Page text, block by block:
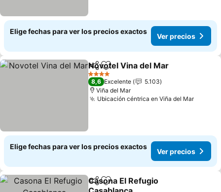
Elige fechas para ver los precios exactos
Ver precios
CompartirAgregar a favoritos
Novotel Vina del Mar
4 Estrellas
8,6 Excelente
5.103
Viña del Mar
Ubicación céntrica en Viña del MarVer
Elige fechas para ver los precios exactos
Ver precios
CompartirAgregar a favoritos
Casona El Refugio